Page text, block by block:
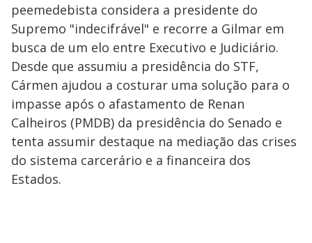
peemedebista considera a presidente do
Supremo "indecifrável" e recorre a Gilmar em
busca de um elo entre Executivo e Judiciário.
Desde que assumiu a presidência do STF,
Cármen ajudou a costurar uma solução para o
impasse após o afastamento de Renan
Calheiros (PMDB) da presidência do Senado e
tenta assumir destaque na mediação das crises
do sistema carcerário e a financeira dos
Estados.